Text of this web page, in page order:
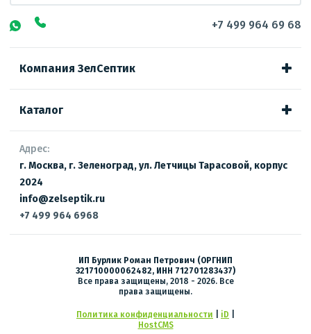
+7 499 964 69 68
Компания ЗелСептик
Каталог
Адрес:
г. Москва, г. Зеленоград, ул. Летчицы Тарасовой, корпус
2024
info@zelseptik.ru
+7 499 964 6968
ИП Бурлик Роман Петрович (ОРГНИП
321710000062482, ИНН 712701283437)
Все права защищены, 2018 - 2026. Все
права защищены.
Политика конфиденциальности iD
HostCMS